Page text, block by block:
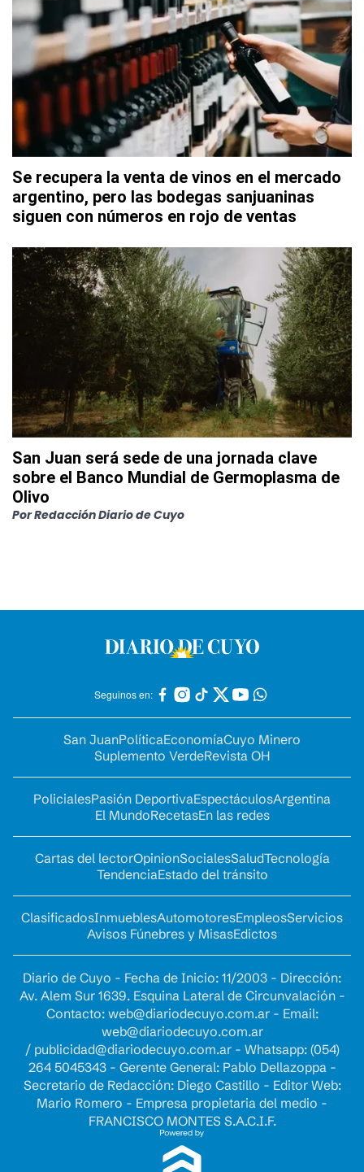
Se recupera la venta de vinos en el mercado
argentino, pero las bodegas sanjuaninas
siguen con números en rojo de ventas
San Juan será sede de una jornada clave
sobre el Banco Mundial de Germoplasma de
Olivo
PorRedacción Diario de Cuyo
Seguinos en:
San JuanPolíticaEconomíaCuyo Minero
Suplemento VerdeRevista OH
PolicialesPasión DeportivaEspectáculosArgentina
El MundoRecetasEn las redes
Cartas del lectorOpinionSocialesSaludTecnología
TendenciaEstado del tránsito
ClasificadosInmueblesAutomotoresEmpleosServicios
Avisos Fúnebres y MisasEdictos
Diario de Cuyo - Fecha de Inicio: 11/2003 - Dirección:
Av. Alem Sur 1639. Esquina Lateral de Circunvalación -
Contacto: web@diariodecuyo.com.ar- Email:
web@diariodecuyo.com.ar
/ publicidad@diariodecuyo.com.ar- Whatsapp: (054)
264 5045343 - Gerente General: Pablo Dellazoppa -
Secretario de Redacción: Diego Castillo - Editor Web:
Mario Romero - Empresa propietaria del medio -
FRANCISCO MONTES S.A.C.I.F.